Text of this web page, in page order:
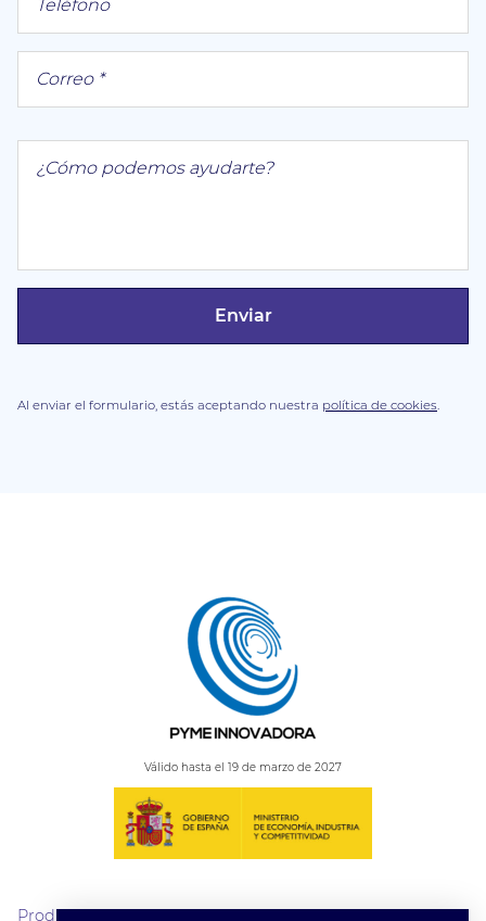
Al enviar el formulario, estás aceptando nuestra política de cookies.
Válido hasta el 19 de marzo de 2027
Productos